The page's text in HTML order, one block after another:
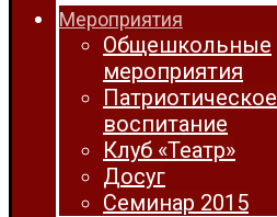
Мероприятия
Общешкольные
мероприятия
Патриотическое
воспитание
Клуб «Театр»
Досуг
Семинар 2015